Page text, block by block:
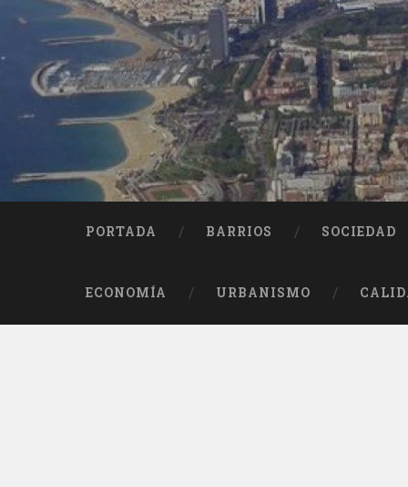
contenido
Buscar
PORTADA BARRIOS SOCIEDAD
ECONOMÍA URBANISMO